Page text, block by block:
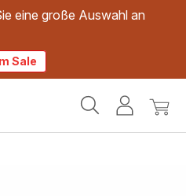
eine große Auswahl an
Sale
Mein
Mein